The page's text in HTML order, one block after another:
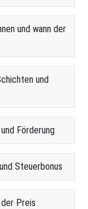
und wann der
und
Förderung
Steuerbonus
Preis